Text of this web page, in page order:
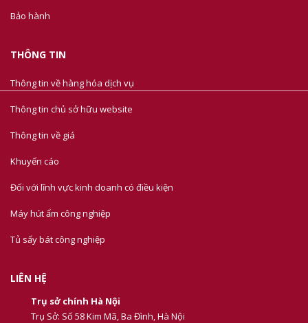
Bảo hành
THÔNG TIN
Thông tin về hàng hóa dịch vụ
Thông tin chủ sở hữu website
Thông tin về giá
Khuyến cáo
Đối với lĩnh vực kinh doanh có điều kiện
Máy hút ẩm công nghiệp
Tủ sấy bát công nghiệp
LIÊN HỆ
Trụ sở chính Hà Nội
Trụ Sở: Số 58 Kim Mã, Ba Đình, Hà Nội